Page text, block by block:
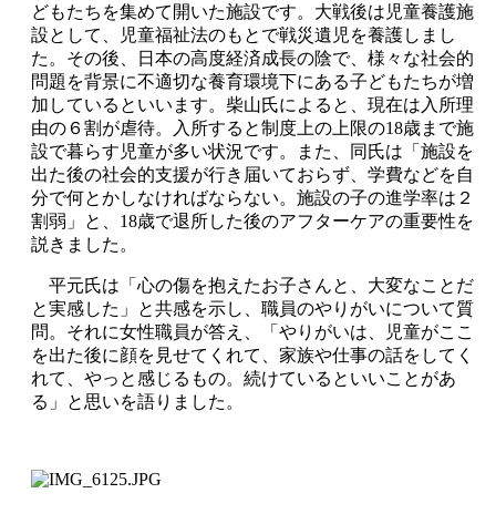
どもたちを集めて開いた施設です。大戦後は児童養護施
設として、児童福祉法のもとで戦災遺児を養護しまし
た。その後、日本の高度経済成長の陰で、様々な社会的
問題を背景に不適切な養育環境下にある子どもたちが増
加しているといいます。柴山氏によると、現在は入所理
由の６割が虐待。入所すると制度上の上限の18歳まで施
設で暮らす児童が多い状況です。また、同氏は「施設を
出た後の社会的支援が行き届いておらず、学費などを自
分で何とかしなければならない。施設の子の進学率は２
割弱」と、18歳で退所した後のアフターケアの重要性を
説きました。
平元氏は「心の傷を抱えたお子さんと、大変なことだ
と実感した」と共感を示し、職員のやりがいについて質
問。それに女性職員が答え、「やりがいは、児童がここ
を出た後に顔を見せてくれて、家族や仕事の話をしてく
れて、やっと感じるもの。続けているといいことがあ
る」と思いを語りました。